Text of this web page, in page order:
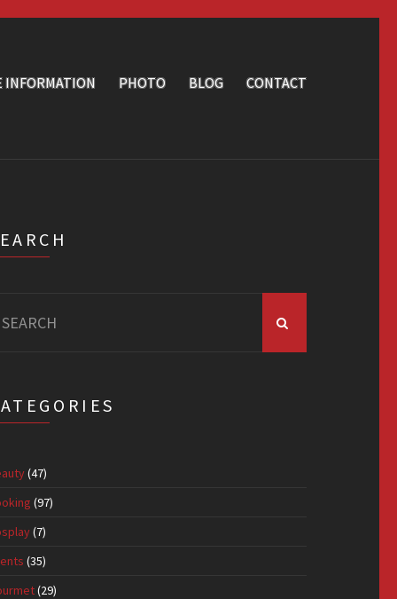
INFORMATION PHOTO BLOG CONTACT
(47)
(97)
(7)
(35)
(29)